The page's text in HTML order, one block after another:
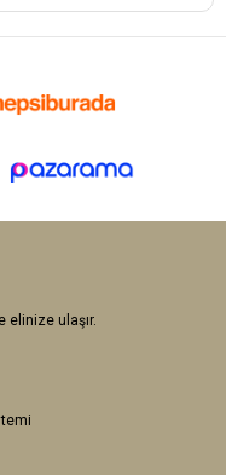
elinize ulaşır.